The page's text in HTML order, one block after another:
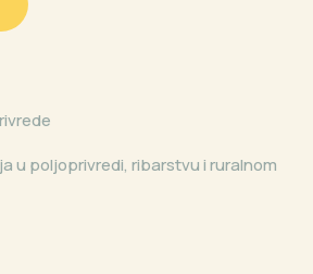
u poljoprivredi, ribarstvu i ruralnom